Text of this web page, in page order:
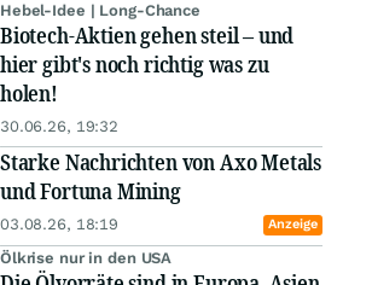
Hebel-Idee | Long-Chance
Biotech-Aktien gehen steil – und
hier gibt's noch richtig was zu
holen!
30.06.26, 19:32
Starke Nachrichten von Axo Metals
und Fortuna Mining
03.08.26, 18:19 Anzeige
Ölkrise nur in den USA